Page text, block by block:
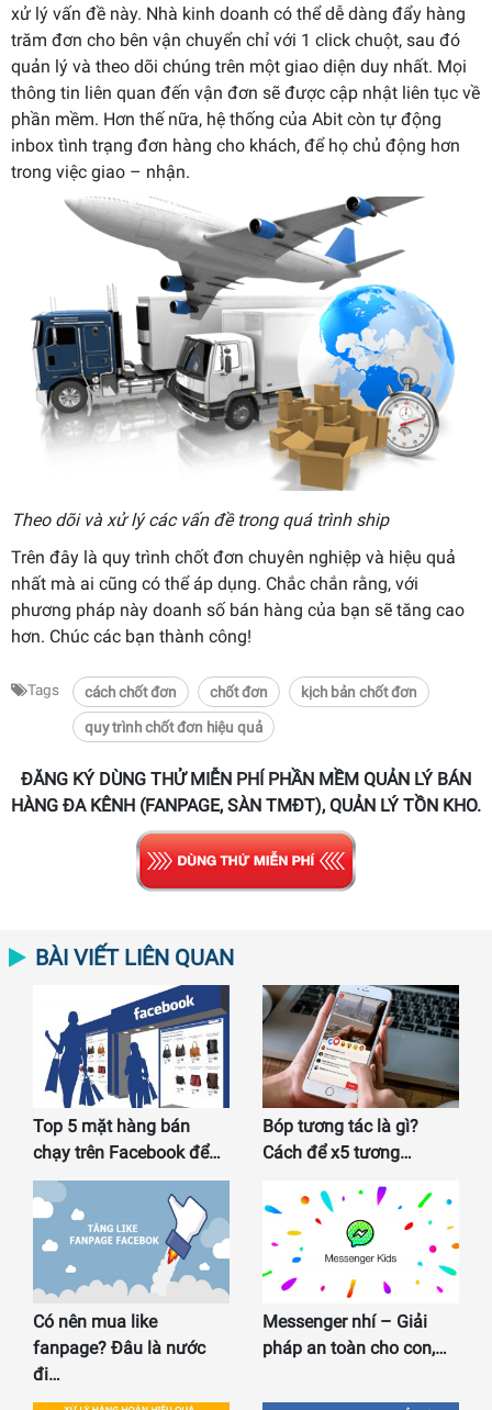
xử lý vấn đề này. Nhà kinh doanh có thể dễ dàng đẩy hàng
trăm đơn cho bên vận chuyển chỉ với 1 click chuột, sau đó
quản lý và theo dõi chúng trên một giao diện duy nhất. Mọi
thông tin liên quan đến vận đơn sẽ được cập nhật liên tục về
phần mềm. Hơn thế nữa, hệ thống của Abit còn tự động
inbox tình trạng đơn hàng cho khách, để họ chủ động hơn
trong việc giao – nhận.
Theo dõi và xử lý các vấn đề trong quá trình ship
Trên đây là quy trình chốt đơn chuyên nghiệp và hiệu quả
nhất mà ai cũng có thể áp dụng. Chắc chắn rằng, với
phương pháp này doanh số bán hàng của bạn sẽ tăng cao
hơn. Chúc các bạn thành công!
Tags cách chốt đơn chốt đơn
kịch bản chốt đơn
quy trình chốt đơn hiệu quả
ĐĂNG KÝ DÙNG THỬ MIỄN PHÍ PHẦN MỀM QUẢN LÝ BÁN
HÀNG ĐA KÊNH (FANPAGE, SÀN TMĐT), QUẢN LÝ TỒN KHO.
BÀI VIẾT LIÊN QUAN
Top 5 mặt hàng bán
chạy trên Facebook để…
Bóp tương tác là gì?
Cách để x5 tương…
Có nên mua like
fanpage? Đâu là nước
đi…
Messenger nhí – Giải
pháp an toàn cho con,…